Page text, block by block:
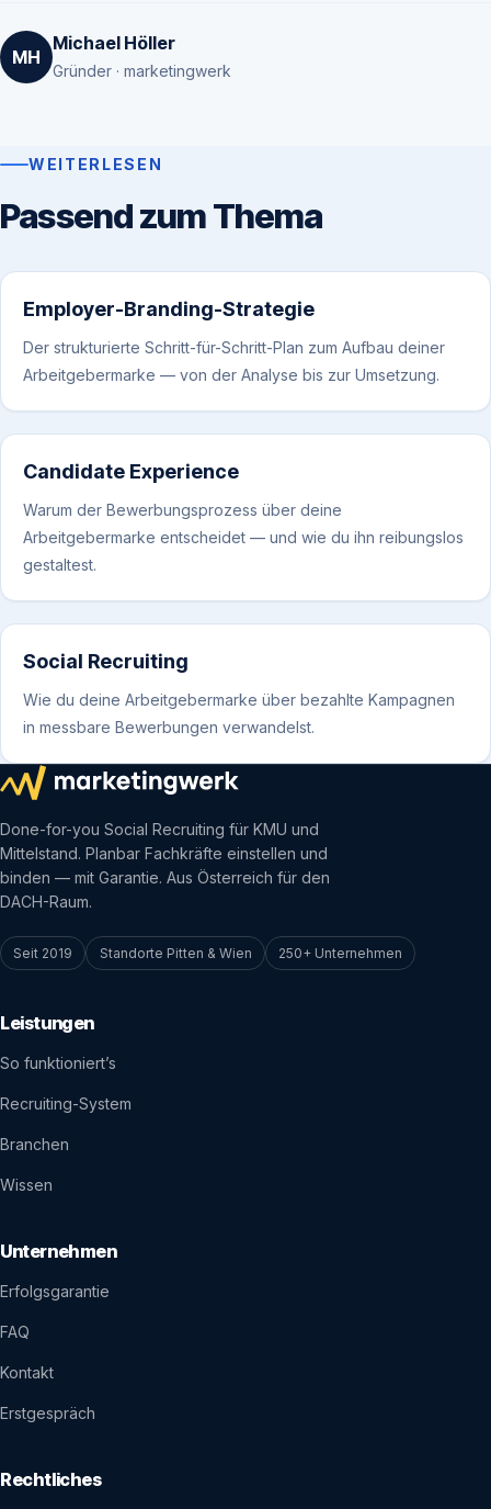
MH
Michael Höller
Gründer · marketingwerk
WEITERLESEN
Passend zum Thema
Employer-Branding-Strategie
Der strukturierte Schritt-für-Schritt-Plan zum Aufbau deiner
Arbeitgebermarke — von der Analyse bis zur Umsetzung.
Candidate Experience
Warum der Bewerbungsprozess über deine
Arbeitgebermarke entscheidet — und wie du ihn reibungslos
gestaltest.
Social Recruiting
Wie du deine Arbeitgebermarke über bezahlte Kampagnen
in messbare Bewerbungen verwandelst.
Done-for-you Social Recruiting für KMU und
Mittelstand. Planbar Fachkräfte einstellen und
binden — mit Garantie. Aus Österreich für den
DACH-Raum.
Seit 2019 Standorte Pitten & Wien 250+ Unternehmen
Leistungen
So funktioniert’s
Recruiting-System
Branchen
Wissen
Unternehmen
Erfolgsgarantie
FAQ
Kontakt
Erstgespräch
Rechtliches